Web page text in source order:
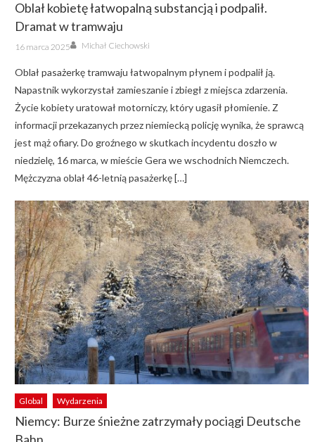
Oblał kobietę łatwopalną substancją i podpalił.
Dramat w tramwaju
Posted
on
16 marca 2025 Author
Michał Ciechowski
Oblał pasażerkę tramwaju łatwopalnym płynem i podpalił ją.
Napastnik wykorzystał zamieszanie i zbiegł z miejsca zdarzenia.
Życie kobiety uratował motorniczy, który ugasił płomienie. Z
informacji przekazanych przez niemiecką policję wynika, że sprawcą
jest mąż ofiary. Do groźnego w skutkach incydentu doszło w
niedzielę, 16 marca, w mieście Gera we wschodnich Niemczech.
Mężczyzna oblał 46-letnią pasażerkę […]
Global Wydarzenia
Niemcy: Burze śnieżne zatrzymały pociągi Deutsche